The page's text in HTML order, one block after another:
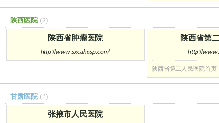
陕西医院 (2)
陕西省肿瘤医院
http://www.sxcahosp.com/
陕西省第
http://
陕西省第二人民医院首页
甘肃医院 (1)
张掖市人民医院